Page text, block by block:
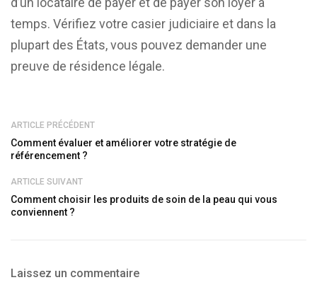
temps. Vérifiez votre casier judiciaire et dans la
plupart des États, vous pouvez demander une
preuve de résidence légale.
ARTICLE PRÉCÉDENT
Comment évaluer et améliorer votre stratégie de
référencement ?
ARTICLE SUIVANT
Comment choisir les produits de soin de la peau qui vous
conviennent ?
Laissez un commentaire